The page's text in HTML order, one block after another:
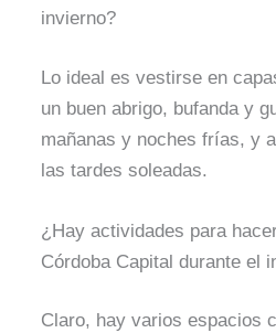
invierno?
Lo ideal es vestirse en
un buen abrigo, bufanda y
mañanas y noches frías, y
las tardes soleadas.
¿Hay actividades para
Córdoba Capital durante el
Claro, hay varios espacios